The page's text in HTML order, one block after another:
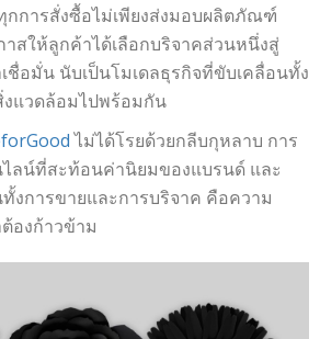
การสั่งซื้อไม่เพียงส่งมอบผลิตภัณฑ์
สให้ลูกค้าได้เลือกบริจาคส่วนหนึ่งสู่
ชื่อมั่น นับเป็นโมเดลธุรกิจที่ขับเคลื่อนทั้ง
งแวดล้อมไปพร้อมกัน
ไม่ได้โรยด้วยกลีบกุหลาบ การ
ลน์ที่สะท้อนค่านิยมของแบรนด์ และ
งการขายและการบริจาค คือความ
องก้าวข้าม